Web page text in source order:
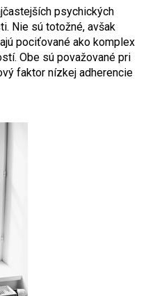
psychických
Nie sú totožné, avšak
pociťované ako komplex
Obe sú považované pri
faktor nízkej adherencie